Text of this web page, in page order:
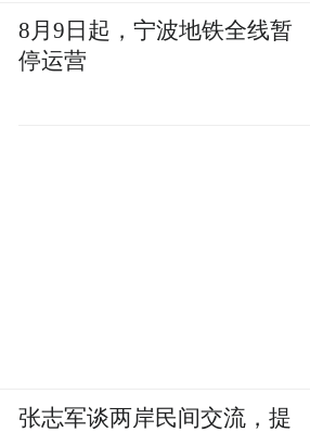
8月9日起，宁波地铁全线暂
停运营
张志军谈两岸民间交流，提